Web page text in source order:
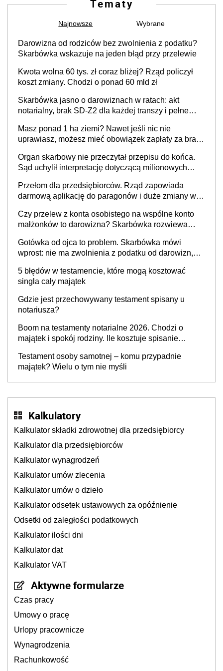
Tematy
Najnowsze Wybrane
Darowizna od rodziców bez zwolnienia z podatku?
Skarbówka wskazuje na jeden błąd przy przelewie
Kwota wolna 60 tys. zł coraz bliżej? Rząd policzył
koszt zmiany. Chodzi o ponad 60 mld zł
Skarbówka jasno o darowiznach w ratach: akt
notarialny, brak SD-Z2 dla każdej transzy i pełne
Masz ponad 1 ha ziemi? Nawet jeśli nic nie
uprawiasz, możesz mieć obowiązek zapłaty za brak
Organ skarbowy nie przeczytał przepisu do końca.
Sąd uchylił interpretację dotyczącą milionowych
Przełom dla przedsiębiorców. Rząd zapowiada
darmową aplikację do paragonów i duże zmiany w
Czy przelew z konta osobistego na wspólne konto
małżonków to darowizna? Skarbówka rozwiewa
Gotówka od ojca to problem. Skarbówka mówi
wprost: nie ma zwolnienia z podatku od darowizn,
obdarowanego
5 błędów w testamencie, które mogą kosztować
singla cały majątek
Gdzie jest przechowywany testament spisany u
notariusza?
Boom na testamenty notarialne 2026. Chodzi o
majątek i spokój rodziny. Ile kosztuje spisanie
Testament osoby samotnej – komu przypadnie
majątek? Wielu o tym nie myśli
Kalkulatory
Kalkulator składki zdrowotnej dla przedsiębiorcy
Kalkulator dla przedsiębiorców
Kalkulator wynagrodzeń
Kalkulator umów zlecenia
Kalkulator umów o dzieło
Kalkulator odsetek ustawowych za opóźnienie
Odsetki od zaległości podatkowych
Kalkulator ilości dni
Kalkulator dat
Kalkulator VAT
Aktywne formularze
Czas pracy
Umowy o pracę
Urlopy pracownicze
Wynagrodzenia
Rachunkowość